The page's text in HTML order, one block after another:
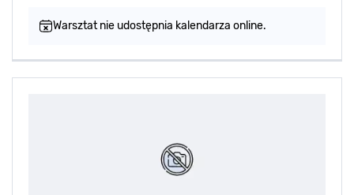
Warsztat nie udostępnia kalendarza online.